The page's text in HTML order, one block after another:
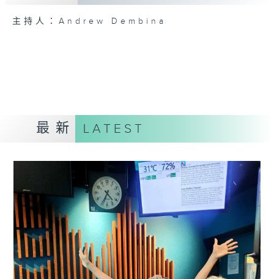
主持人：Andrew Dembina
最新 LATEST